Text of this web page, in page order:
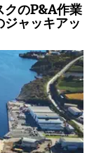
クのP&A作業
ャッキアッ